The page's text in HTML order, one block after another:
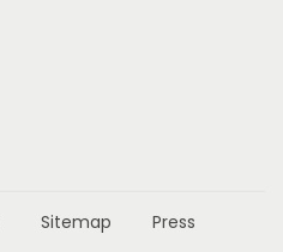
Sitemap Press